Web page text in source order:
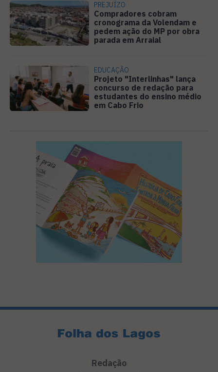
PREJUÍZO
Compradores cobram
cronograma da Volendam e
pedem ação do MP por obra
parada em Arraial
EDUCAÇÃO
Projeto "Interlinhas" lança
concurso de redação para
estudantes do ensino médio
em Cabo Frio
Redação